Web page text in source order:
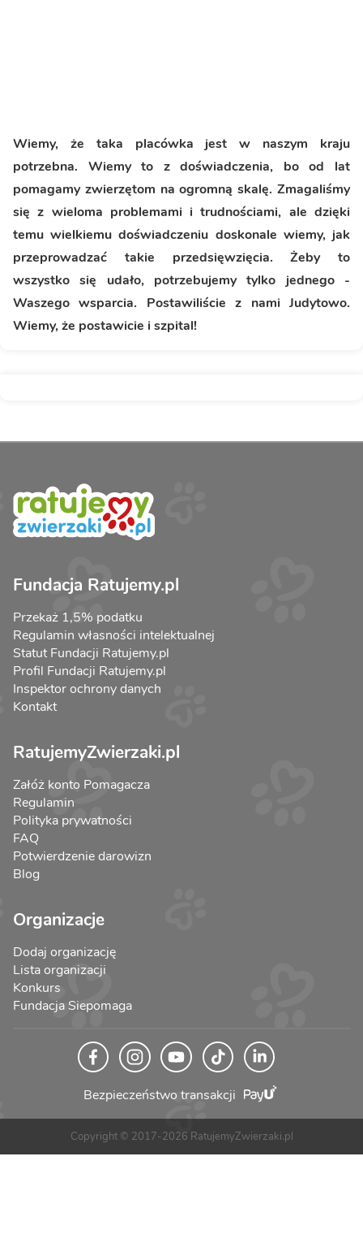
Wiemy, że taka placówka jest w naszym kraju
potrzebna. Wiemy to z doświadczenia, bo od lat
pomagamy zwierzętom na ogromną skalę. Zmagaliśmy
się z wieloma problemami i trudnościami, ale dzięki
temu wielkiemu doświadczeniu doskonale wiemy, jak
przeprowadzać takie przedsięwzięcia. Żeby to
wszystko się udało, potrzebujemy tylko jednego -
Waszego wsparcia. Postawiliście z nami Judytowo.
Wiemy, że postawicie i szpital!
Fundacja Ratujemy.pl
Przekaż 1,5% podatku
Regulamin własności intelektualnej
Statut Fundacji Ratujemy.pl
Profil Fundacji Ratujemy.pl
Inspektor ochrony danych
Kontakt
RatujemyZwierzaki.pl
Załóż konto Pomagacza
Regulamin
Polityka prywatności
FAQ
Potwierdzenie darowizn
Blog
Organizacje
Dodaj organizację
Lista organizacji
Konkurs
Fundacja Siepomaga
Bezpieczeństwo transakcji
Copyright © 2017-2026 RatujemyZwierzaki.pl